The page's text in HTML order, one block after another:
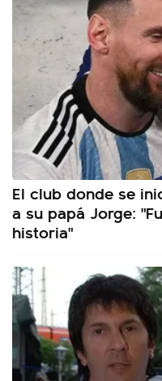
El club donde se
a su papá Jorge:
historia"